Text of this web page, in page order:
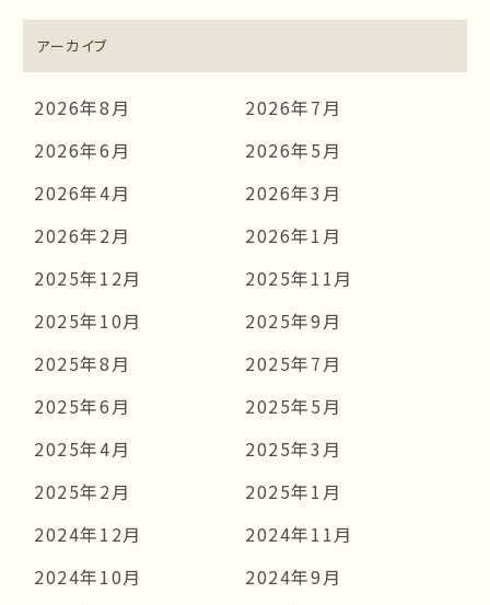
アーカイブ
2026年8月
2026年7月
2026年6月
2026年5月
2026年4月
2026年3月
2026年2月
2026年1月
2025年12月
2025年11月
2025年10月
2025年9月
2025年8月
2025年7月
2025年6月
2025年5月
2025年4月
2025年3月
2025年2月
2025年1月
2024年12月
2024年11月
2024年10月
2024年9月